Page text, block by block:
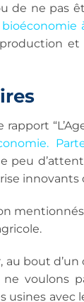
ne pas
et
innovants
bout
voulons
avec